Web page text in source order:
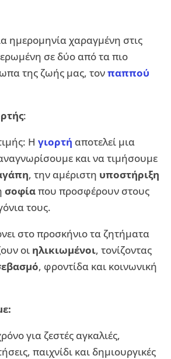
ημερομηνία χαραγμένη στις
σε δύο από τα πιο
της ζωής μας, τονπαππού
:
Η γιορτή αποτελεί μια
και να τιμήσουμε
, την αμέριστη υποστήριξη
σοφίαπου προσφέρουν στους
τους.
στο προσκήνιο τα ζητήματα
οι ηλικιωμένοι, τονίζοντας
, φροντίδα και κοινωνική
για ζεστές αγκαλιές,
παιχνίδι και δημιουργικές